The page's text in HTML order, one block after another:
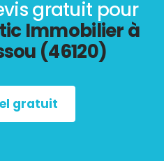
gratuit pour
Immobilier à
(46120)
gratuit